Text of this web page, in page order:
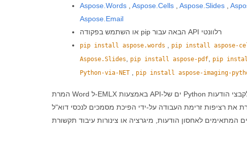
Aspose.Words
Aspose.Cells Aspose.Slides
Aspose.Email
או השתמש בפקודה pip הבאה עבור API רלוונטי
pip install aspose.words pip install aspose-
Aspose.Slides
pip install aspose-pdf
pip
Python-via-NET
pip install aspose-imaging-
המרת Word ל‑EMLX באמצעות API‑ים של Python מאפשרת שינוי של מסמכי עיבוד תמלילים לקבצי הודעות EMLX המשמשים בדרך כלל בסביבות דוא"ל ספציפיות. זה תומך בתרחישים שבהם יש
רציפות זרימת העבודה על‑ידי הפיכת מסמכים לנכסי דוא"ל